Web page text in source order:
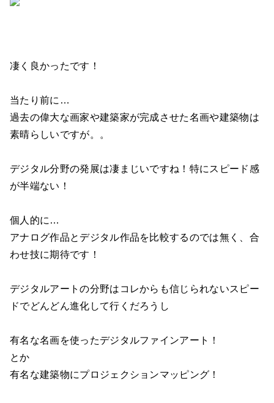
凄く良かったです！
当たり前に…
過去の偉大な画家や建築家が完成させた名画や建築物は
素晴らしいですが。。
デジタル分野の発展は凄まじいですね！特にスピード感
が半端ない！
個人的に…
アナログ作品とデジタル作品を比較するのでは無く、合
わせ技に期待です！
デジタルアートの分野はコレからも信じられないスピー
ドでどんどん進化して行くだろうし
有名な名画を使ったデジタルファインアート！
とか
有名な建築物にプロジェクションマッピング！